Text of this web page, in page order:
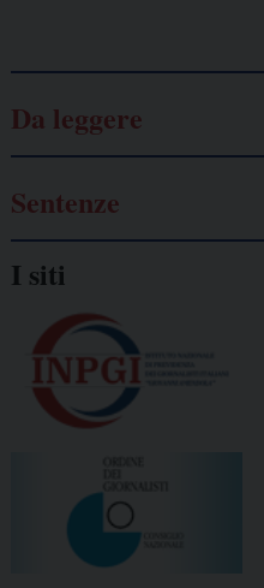
Da leggere
Sentenze
I siti